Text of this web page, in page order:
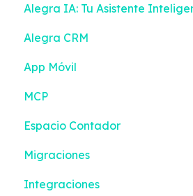
Facturación Electrónica
Turnos
Contactos
Inventario
Configuración
Alegra IA: Tu Asistente
Alegra CRM
App Móvil
MCP
Espacio Contador
Migraciones
Integraciones